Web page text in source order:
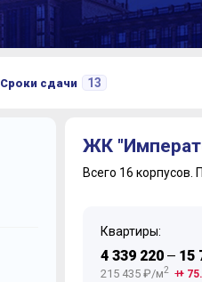
Сроки сдачи 13
Декабрь Июль
Сентябрь Июль
Ноябрь Август
ЖК
Всего 16 корпусов.
Квартиры:
4 339 220— 15
215 435 ₽/м2 +